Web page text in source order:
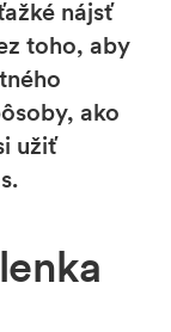
nájsť
toho, aby
ako
užiť